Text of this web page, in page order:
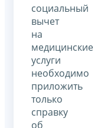
социальный
вычет
на
медицинские
услуги
необходимо
приложить
только
справку
об